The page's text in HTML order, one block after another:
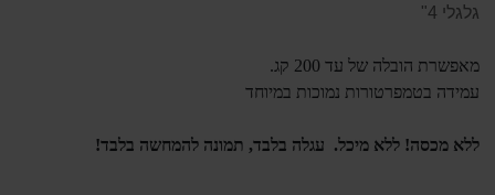
גלגלי 4"
מאפשרת הובלה של עד 200 קג.
עמידה בטמפרטורות נמוכות במיוחד
ללא מכסה! ללא מיכל. עגלה בלבד, תמונה להמחשה בלבד!